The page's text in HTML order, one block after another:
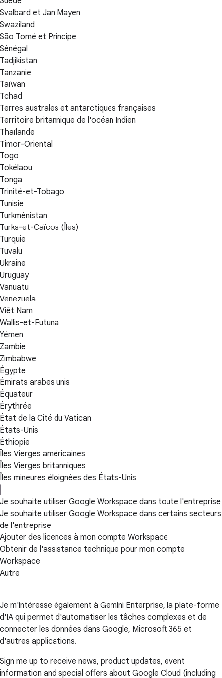
Svalbard et Jan Mayen
Swaziland
São Tomé et Príncipe
Sénégal
Tadjikistan
Tanzanie
Taïwan
Tchad
Terres australes et antarctiques françaises
Territoire britannique de l'océan Indien
Thaïlande
Timor-Oriental
Togo
Tokélaou
Tonga
Trinité-et-Tobago
Tunisie
Turkménistan
Turks-et-Caïcos (Îles)
Turquie
Tuvalu
Ukraine
Uruguay
Vanuatu
Venezuela
Viêt Nam
Wallis-et-Futuna
Yémen
Zambie
Zimbabwe
Égypte
Émirats arabes unis
Équateur
Érythrée
État de la Cité du Vatican
États-Unis
Éthiopie
Îles Vierges américaines
Îles Vierges britanniques
Îles mineures éloignées des États-Unis
Je souhaite utiliser Google Workspace dans toute l'entreprise
Je souhaite utiliser Google Workspace dans certains secteurs
de l'entreprise
Ajouter des licences à mon compte Workspace
Obtenir de l'assistance technique pour mon compte
Workspace
Autre
Je m'intéresse également à Gemini Enterprise, la plate-forme
d'IA qui permet d'automatiser les tâches complexes et de
connecter les données dans Google, Microsoft 365 et
d'autres applications.
Sign me up to receive news, product updates, event
information and special offers about Google Cloud (including